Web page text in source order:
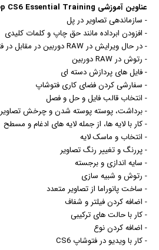
عناوین آموزشی Photoshop CS6 Essential Training:
- سازماندهی تصاویر در پل
- افزودن ابرداده مانند حق چاپ و کلمات کلیدی
- در حال ویرایش در RAW دوربین در مقابل در فتوشاپ
- رتوش در RAW دوربین
- فایل های پردازش دسته ای
- سفارشی کردن فضای کاری فتوشاپ
- انتخاب قالب فایل و حل و فصل
- برداشت، پوسته پوسته شدن و چرخش تصاویر
- کار ​​با لایه ها، از جمله لایه های ادغام و مسطح
- انتخاب و ماسک لایه
- پررنگ و تغییر رنگ تصاویر
- سایه اندازی و برجسته
- رتوش و شبیه سازی
- ساخت پانوراما از تصاویر متعدد
- اضافه کردن فیلتر و شفاف
- کار ​​با حالت های ترکیبی
- اضافه کردن نوع
- کار ​​با ویدیو در فتوشاپ CS6